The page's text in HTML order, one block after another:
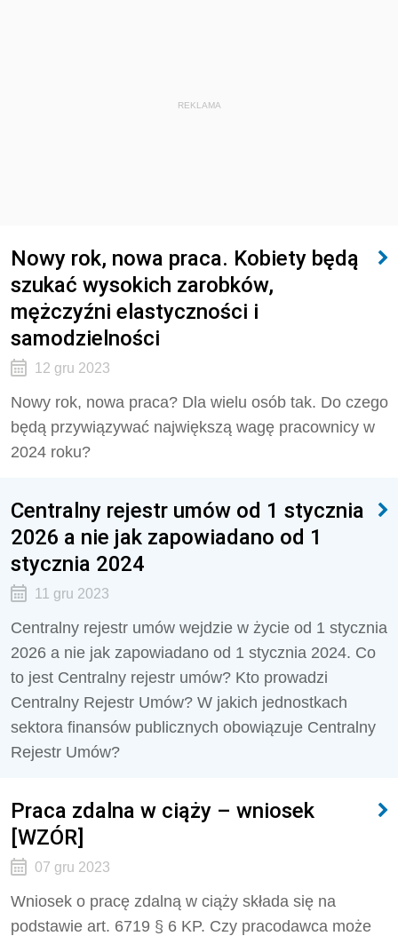
REKLAMA
Nowy rok, nowa praca. Kobiety będą
szukać wysokich zarobków,
mężczyźni elastyczności i
samodzielności
12 gru 2023
Nowy rok, nowa praca? Dla wielu osób tak. Do czego
będą przywiązywać największą wagę pracownicy w
2024 roku?
Centralny rejestr umów od 1 stycznia
2026 a nie jak zapowiadano od 1
stycznia 2024
11 gru 2023
Centralny rejestr umów wejdzie w życie od 1 stycznia
2026 a nie jak zapowiadano od 1 stycznia 2024. Co
to jest Centralny rejestr umów? Kto prowadzi
Centralny Rejestr Umów? W jakich jednostkach
sektora finansów publicznych obowiązuje Centralny
Rejestr Umów?
Praca zdalna w ciąży – wniosek
[WZÓR]
07 gru 2023
Wniosek o pracę zdalną w ciąży składa się na
podstawie art. 6719 § 6 KP. Czy pracodawca może